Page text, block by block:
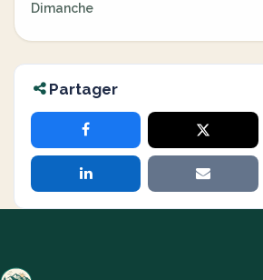
Dimanche
Partager